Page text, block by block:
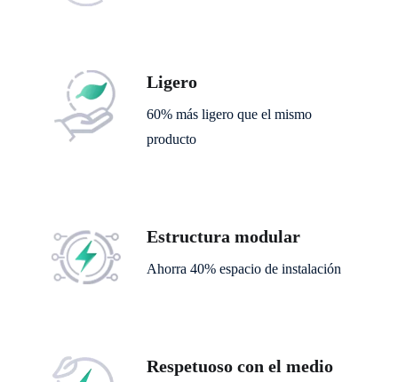
Ligero
60% más ligero que el mismo
producto
Estructura modular
Ahorra 40% espacio de instalación
Respetuoso con el medio